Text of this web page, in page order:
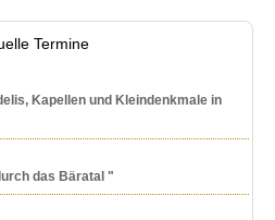
Termine
Kapellen und Kleindenkmale in
das Bäratal "